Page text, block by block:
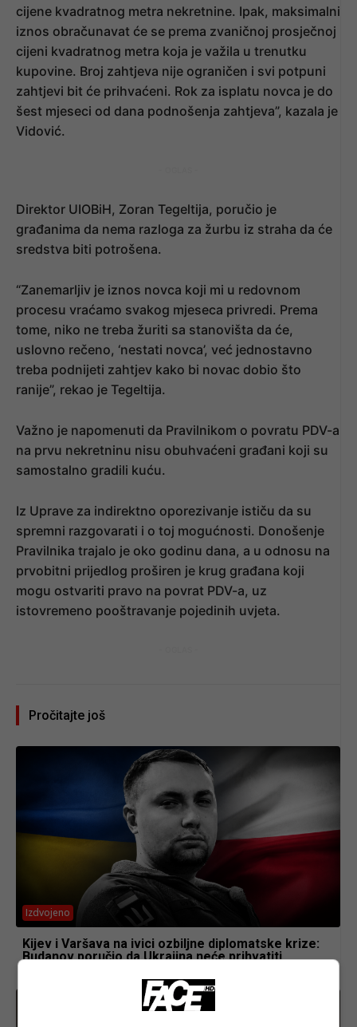
cijene kvadratnog metra nekretnine. Ipak, maksimalni
iznos obračunavat će se prema zvaničnoj prosječnoj
cijeni kvadratnog metra koja je važila u trenutku
kupovine. Broj zahtjeva nije ograničen i svi potpuni
zahtjevi bit će prihvaćeni. Rok za isplatu novca je do
šest mjeseci od dana podnošenja zahtjeva”, kazala je
Vidović.
Direktor UIOBiH, Zoran Tegeltija, poručio je
građanima da nema razloga za žurbu iz straha da će
sredstva biti potrošena.
“Zanemarljiv je iznos novca koji mi u redovnom
procesu vraćamo svakog mjeseca privredi. Prema
tome, niko ne treba žuriti sa stanovišta da će,
uslovno rečeno, ‘nestati novca’, već jednostavno
treba podnijeti zahtjev kako bi novac dobio što
ranije”, rekao je Tegeltija.
Važno je napomenuti da Pravilnikom o povratu PDV-a
na prvu nekretninu nisu obuhvaćeni građani koji su
samostalno gradili kuću.
Iz Uprave za indirektno oporezivanje ističu da su
spremni razgovarati i o toj mogućnosti. Donošenje
Pravilnika trajalo je oko godinu dana, a u odnosu na
prvobitni prijedlog proširen je krug građana koji
mogu ostvariti pravo na povrat PDV-a, uz
istovremeno pooštravanje pojedinih uvjeta.
Pročitajte još
Izdvojeno
Kijev i Varšava na ivici ozbiljne diplomatske krize:
Budanov poručio da Ukrajina neće prihvatiti